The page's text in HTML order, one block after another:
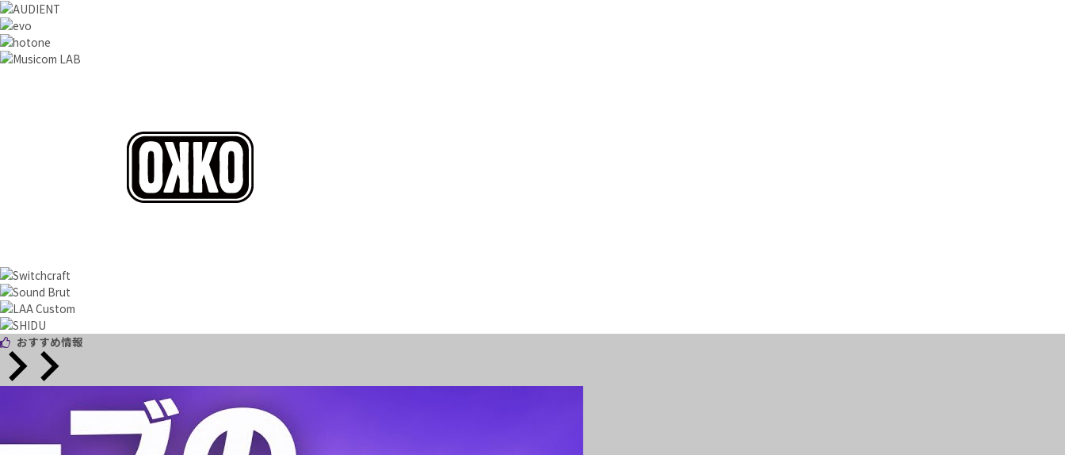
おすすめ情報